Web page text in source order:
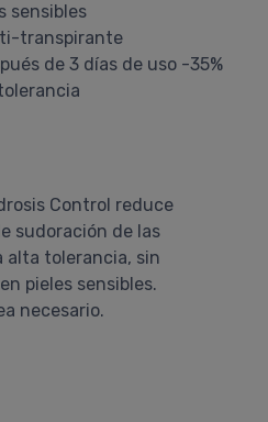
sensibles
transpirante
de 3 días de uso -35%
Control reduce
sudoración de las
alta tolerancia, sin
pieles sensibles.
necesario.